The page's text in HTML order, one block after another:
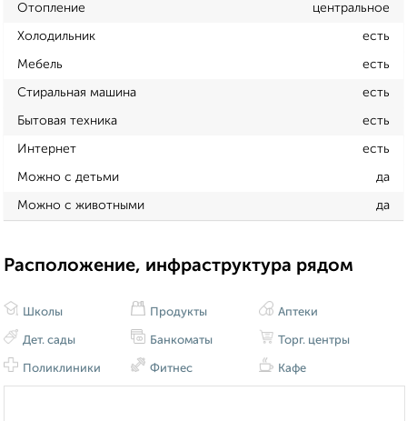
Отопление центральное
Холодильник есть
Мебель есть
Стиральная машина есть
Бытовая техника есть
Интернет есть
Можно с детьми да
Можно с животными да
Расположение, инфраструктура рядом
Школы
Дет. сады
Поликлиники
Продукты
Банкоматы
Фитнес
Аптеки
Торг. центры
Кафе